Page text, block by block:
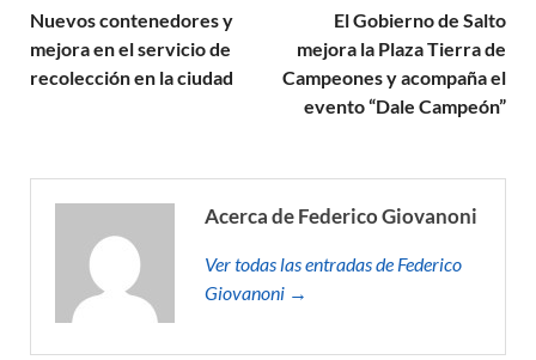
Nuevos contenedores y
mejora en el servicio de
recolección en la ciudad
El Gobierno de Salto
mejora la Plaza Tierra de
Campeones y acompaña el
evento “Dale Campeón”
Acerca de Federico Giovanoni
Ver todas las entradas de Federico
Giovanoni →